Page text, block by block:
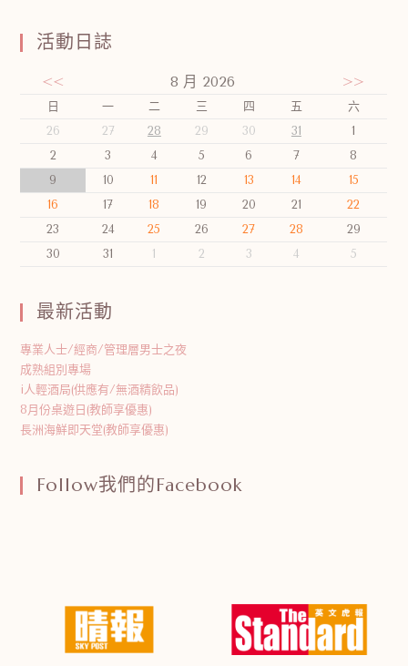
活動日誌
<< 8 月 2026 >>
日 一 二 三 四 五
六
26
27 28 29 30 31
1
2
3 4 5 6 7
8
9
10 11 12 13 14
15
16
17 18 19 20 21
22
23
24 25 26 27 28
29
30
31 1 2 3 4 5
最新活動
專業人士/經商/管理層男士之夜
成熟組別專場
i人輕酒局(供應有/無酒精飲品)
8月份桌遊日(教師享優惠)
長洲海鮮即天堂(教師享優惠)
Follow我們的Facebook